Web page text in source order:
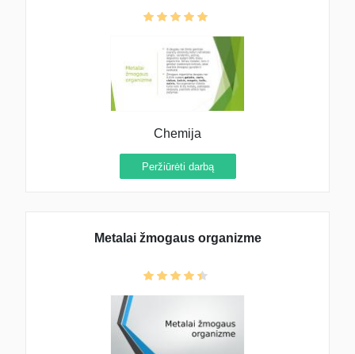
Chemija
Peržiūrėti darbą
Metalai žmogaus organizme